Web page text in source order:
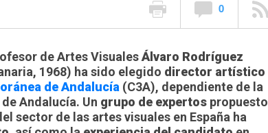
0
de Artes VisualesÁlvaro Rodríguez
1968) ha sido elegido director artístico
de Andalucía (C3A), dependiente de la
Andalucía. Un grupo de expertos propuesto
sector de las artes visuales en España ha